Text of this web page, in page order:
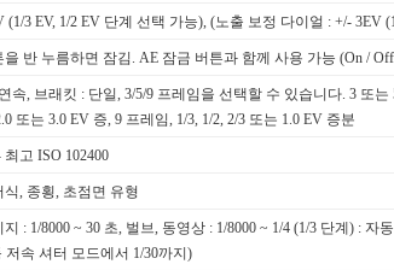
(1/3 EV, 1/2 EV 단계 선택 가능), (노출 보정 다이얼 : +/- 3EV
을 반 누름하면 잠김. AE 잠금 버튼과 함께 사용 가능 (On /
속, 브래킷 : 단일, 3/5/9 프레임을 선택할 수 있습니다. 3 또는
또는 3.0 EV 증, 9 프레임, 1/3, 1/2, 2/3 또는 1.0 EV 증분
고 ISO 102400
식, 종횡, 초점면 유형
: 1/8000 ~ 30 초, 벌브, 동영상 : 1/8000 ~ 1/4 (1/3 단계) : 자
저속 셔터 모드에서 1/30까지)